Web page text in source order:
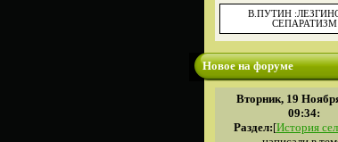
В.ПУТИН
СЕПАРАТИЗМ
Новое на форуме
Вторник, 19
09:34:
Раздел:[История